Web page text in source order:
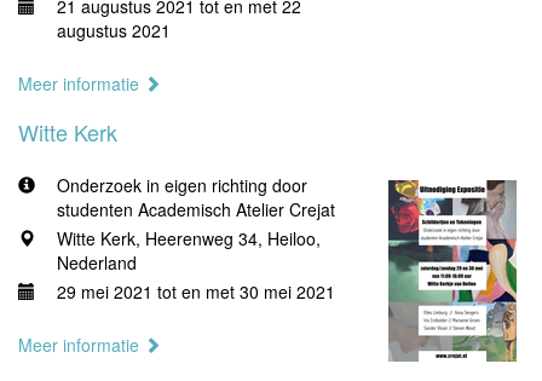
21 augustus 2021 tot en met 22
augustus 2021
Meer informatie
Witte Kerk
Onderzoek in eigen richting door
studenten Academisch Atelier Crejat
Witte Kerk, Heerenweg 34, Heiloo,
Nederland
29 mei 2021 tot en met 30 mei 2021
Meer informatie